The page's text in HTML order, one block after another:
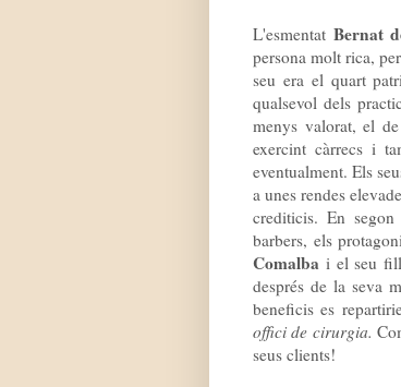
L'esmentatBernat
persona molt rica,
seu era el quart
qualsevol dels
menys valorat, el
exercint càrrecs i
eventualment. Els
a unes rendes
crediticis. En
barbers, els
Comalba i el seu
després de la seva
beneficis es
offici de cirurgia.
seus clients!